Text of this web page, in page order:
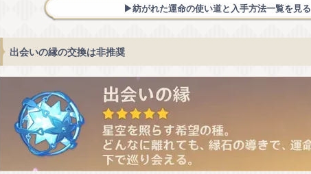
▶︎紡がれた運命の使い道と入手方法一覧を見る
出会いの縁の交換は非推奨